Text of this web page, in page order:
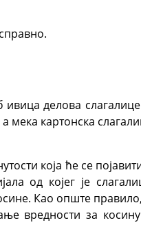
делова
мека картонска
која ће се
од којег је
Као опште
вредности за